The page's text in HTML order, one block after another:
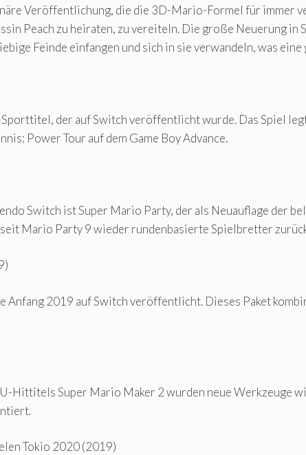
Veröffentlichung, die die 3D-Mario-Formel für immer
Peach zu heiraten, zu vereiteln. Die große Neuerung
Feinde einfangen und sich in sie verwandeln, was
der auf Switch veröffentlicht wurde. Das Spiel
Power Tour auf dem Game Boy Advance.
Switch ist Super Mario Party, der als Neuauflage der
Mario Party 9 wieder rundenbasierte Spielbretter
Anfang 2019 auf Switch veröffentlicht. Dieses Paket
Hittitels Super Mario Maker 2 wurden neue Werkzeuge
Tokio 2020 (2019)